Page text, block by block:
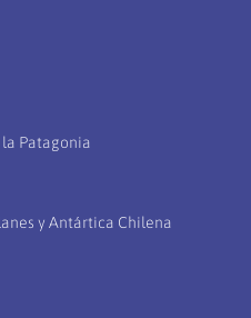
Patagonia
y Antártica Chilena